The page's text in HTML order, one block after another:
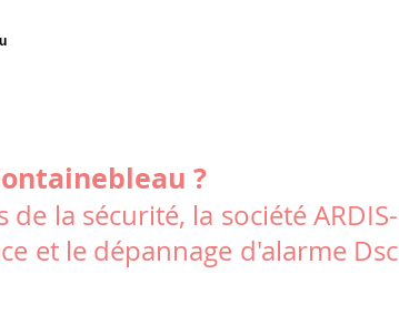
?
la sécurité, la société ARDIS-
et le dépannage d'alarme Dsc